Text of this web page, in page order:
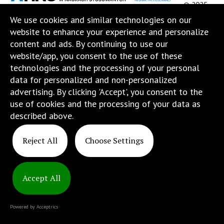
Naukach
Stosowanych".
Strona
jest
wyposażona
menu
skiplinks
pozwalające
szybko
przechodzić
treści,
które
znajduje
bezpośrednio
© 2025
ATINS
We use cookies and similar technologies on our
website to enhance your experience and personalize
content and ads. By continuing to use our
website/app, you consent to the use of these
technologies and the processing of your personal
data for personalized and non-personalized
advertising. By clicking 'Accept', you consent to the
use of cookies and the processing of your data as
described above.
Reject All Choose Settings
Accept All
Powered by Acceptrics